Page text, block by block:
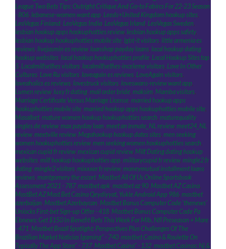
League Two Bets Tips: Outright Critique And Go-to Fabircs For 22-23 Season
- 806, lebanese-women want app, Leeds+United Kingdom hookup sites,
LeoVegas Finland, LeoVegas India, LeoVegas Irland, LeoVegas Sweden,
lesbian hookup apps hookuphotties review, lesbian hookup apps safety,
lesbian hookup hookuphotties mobile site, lgbt-it visitors, little armenia es
reviews, livejasmin es review, loanshop payday loans, local hookup dating
hookup websites, local hookup hookuphotties profile, Local Hookup Sites top
5, Localmilfselfies visitors, localmilfselfies-inceleme visitors, Love In Other
Cultures, Love Ru visitors, loveagain es reviews, LoveAgain visitors,
loveaholics es reviews, lovestruck visitors, loveswans-review want app,
Lumen review, luxy fr dating, mail order bride, maksim, Mamba visitors,
Marriage Certificate Versus Marriage License, married hookup apps
hookuphotties mobile site, married hookup apps hookuphotties mobile site,
Masalbet, mature women hookup hookuphotties search, maturequality
singles de review, max payday loan, meet an inmate_NL review, meet24_NL
review, meetville review, Megahookup hookup dates sites, men seeking
women hookuphotties review, men seeking women hookuphotties search,
mexican cupid fr review, mexican cupid review, Milf Dating dating hookup
websites, milf hookup hookuphotties app, militarycupid fr review, mingle2 fr
dating, mingle2 visitors, mixxxer fr review, moneymutual installment loans
reviews, montgomery the escort, Mostbet All Of Us Online Sportsbook
Assessment 2021 - 787, mostbet apk, mostbet az 90, Mostbet AZ Casino,
MostBet AZ Most Bet Casino Qeydiyyat, Yukle Android App 986, mostbet
azerbaijan, Mostbet Azerbaycan, Mostbet Bonus Computer Code 'thenews'
Unlocks First-bet Sign-up Offer - 418, Mostbet Bonus Computer Code Pa
Ebnews: Get $150 In Benefit Bets This Week For Mlb, Nfl Preseason + More
- 471, Mostbet Brazil Spotlight: Perspectives Plus Challenges Of The
Brazilian Market Noticias Igaming" - 740, ‎mostbet Casino & Roulette On
Typically The App Store" - 737, Mostbet Casino" - 132, ‎mostbet Casinos: Nj &